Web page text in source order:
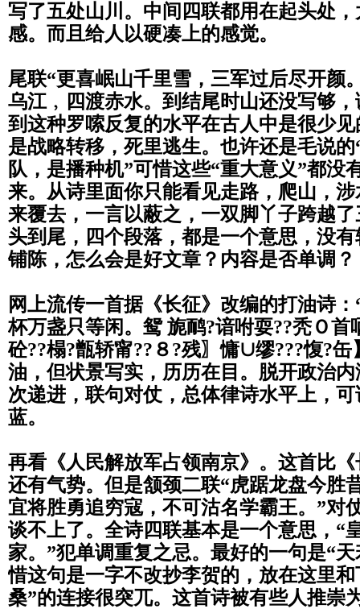
写了五处山川。中间四联都用在起头处
感。而且给人以硬凑上的感觉。
尾联“更喜岷山千里雪，三军过后尽开颜
乌江﹐四渡赤水。到结尾时山还没写够
到这种罗嗦反复的水平在古人中是很少
是战略转移，死里逃生。也许还是毛说
队，是播种机”可惜这些“重大意义”都没
来。从诗里面你只能看见走路，爬山，涉
来覆去，一言以蔽之， 一双脚丫子跨越
头到尾，四个段落， 都是一个意思，没
铺陈，怎么会是好文章？ 内容是否单调？
网上流传一首据《长征》改编的打油诗
杯万盏只等闲。鸳 旎鸸?谙咐耍??秃Ｏ首
砼??榻?甑轿甯?? ８?残〗慵∪缪???愎?
油，但状景写实，历历在目。脱开政治内
次递进，联句对仗，总体律诗水平上， 可
蓝。
再看《人民解放军占领南京》。这首比
还有气势。但是颔颈二联“虎踞龙盘今胜
宜将胜勇追穷寇，不可沽名学霸王。”对
谈不上了。全诗四联基本是一个意思，“
家。”犯单调重复之忌。最好的一句是“天
惜这句是一字不改抄李贺的， 放在这里
桑”的连接很突兀。 这首诗被有些人推崇